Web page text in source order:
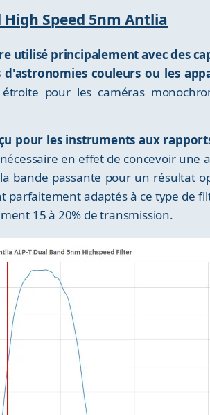
Speed 5nm Antlia
utilisé principalement avec des
couleurs ou les
pour les caméras
pour les instruments aux
en effet de concevoir
bande passante pour un résultat
parfaitement adaptés à ce type de
15 à 20% de transmission.